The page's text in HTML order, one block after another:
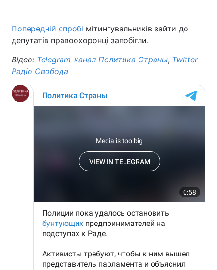
Попередній спробі мітингувальників зайти до
депутатів правоохоронці запобігли.
Відео: Telegram-канал Политика Страны, Twitter
Радіо Свобода